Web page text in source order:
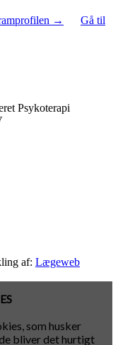
→
Gå til
Psykoterapi
af: Lægeweb
som husker
bliver det hurtigt